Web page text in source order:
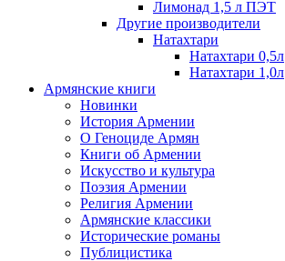
Лимонад 1,5 л ПЭТ
Другие производители
Натахтари
Натахтари 0,5л
Натахтари 1,0л
Армянские книги
Новинки
История Армении
О Геноциде Армян
Книги об Армении
Иcкусство и культура
Поэзия Армении
Религия Армении
Армянские классики
Исторические романы
Публицистика